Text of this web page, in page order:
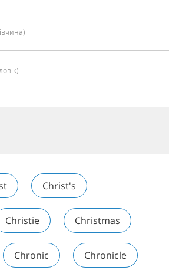
Christ's
Christie Christmas
Chronic Chronicle